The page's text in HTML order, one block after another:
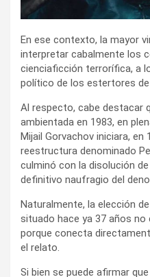
En ese contexto, la mayor
interpretar cabalmente los
cienciaficción terrorífica, a
político de los estertores
Al respecto, cabe destacar
ambientada en 1983, en
Mijail Gorvachov iniciara,
reestructura denominado
culminó con la disolución
definitivo naufragio del
Naturalmente, la elección
situado hace ya 37 años no
porque conecta
el relato.
Si bien se puede afirmar